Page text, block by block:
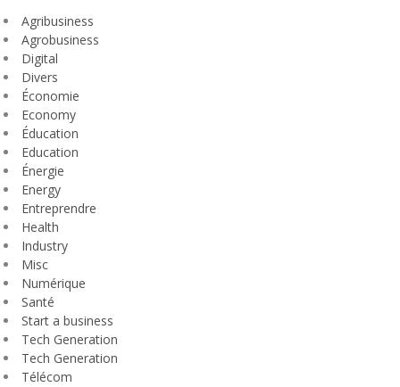
Agribusiness
Agrobusiness
Digital
Divers
Économie
Economy
Éducation
Education
Énergie
Energy
Entreprendre
Health
Industry
Misc
Numérique
Santé
Start a business
Tech Generation
Tech Generation
Télécom